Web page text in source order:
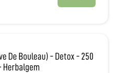
De Bouleau) - Detox - 250
Herbalgem